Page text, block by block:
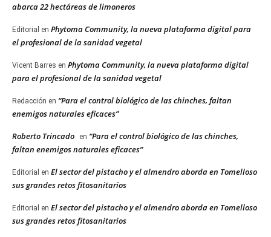
abarca 22 hectáreas de limoneros
Editorial en Phytoma Community, la nueva plataforma digital para
el profesional de la sanidad vegetal
Vicent Barres en Phytoma Community, la nueva plataforma digital
para el profesional de la sanidad vegetal
Redacción en “Para el control biológico de las chinches, faltan
enemigos naturales eficaces”
Roberto Trincado en “Para el control biológico de las chinches,
faltan enemigos naturales eficaces”
Editorial en El sector del pistacho y el almendro aborda en Tomelloso
sus grandes retos fitosanitarios
Editorial en El sector del pistacho y el almendro aborda en Tomelloso
sus grandes retos fitosanitarios